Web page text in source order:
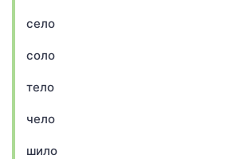
село
соло
тело
чело
шило